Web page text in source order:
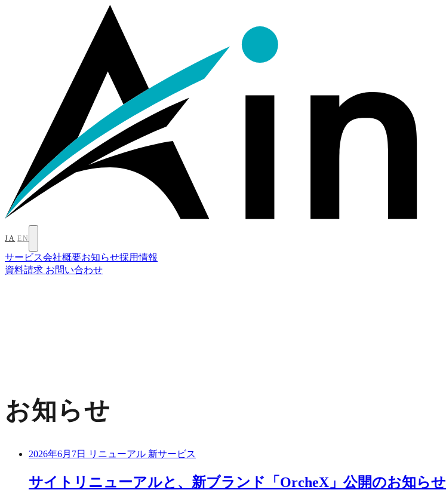
JA EN
サービス会社概要お知らせ採用情報
資料請求 お問い合わせ
お知らせ
2026年6月7日 リニューアル 新サービス
サイトリニューアルと、新ブランド「OrcheX」公開のお知らせ